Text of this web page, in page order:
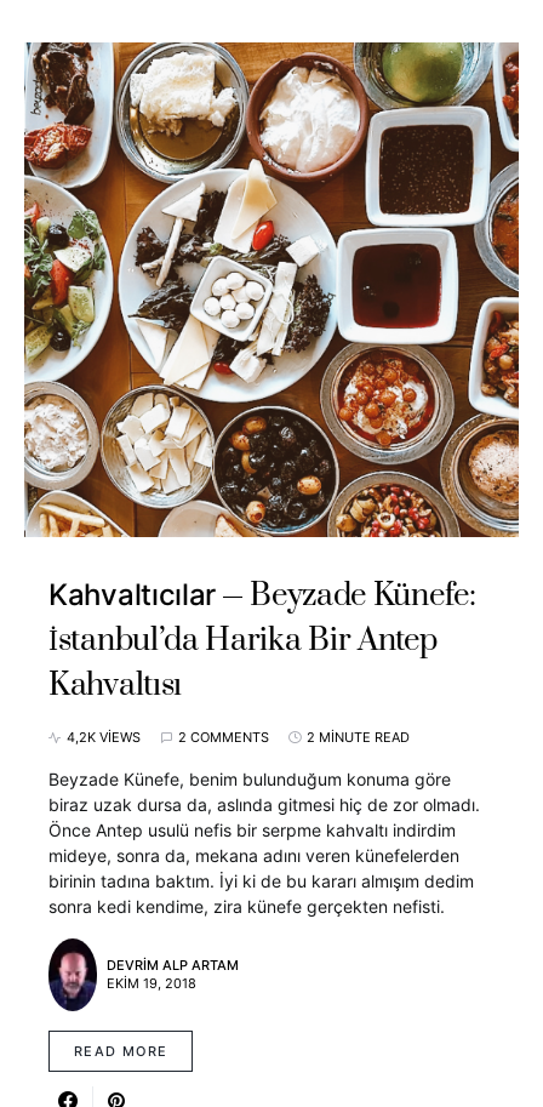
Kahvaltıcılar
Beyzade Künefe:
İstanbul’da Harika Bir Antep
Kahvaltısı
4,2K VIEWS 2 COMMENTS 2 MINUTE READ
Beyzade Künefe, benim bulunduğum konuma göre
biraz uzak dursa da, aslında gitmesi hiç de zor olmadı.
Önce Antep usulü nefis bir serpme kahvaltı indirdim
mideye, sonra da, mekana adını veren künefelerden
birinin tadına baktım. İyi ki de bu kararı almışım dedim
sonra kedi kendime, zira künefe gerçekten nefisti.
DEVRIM ALP ARTAM
EKIM 19, 2018
READ MORE